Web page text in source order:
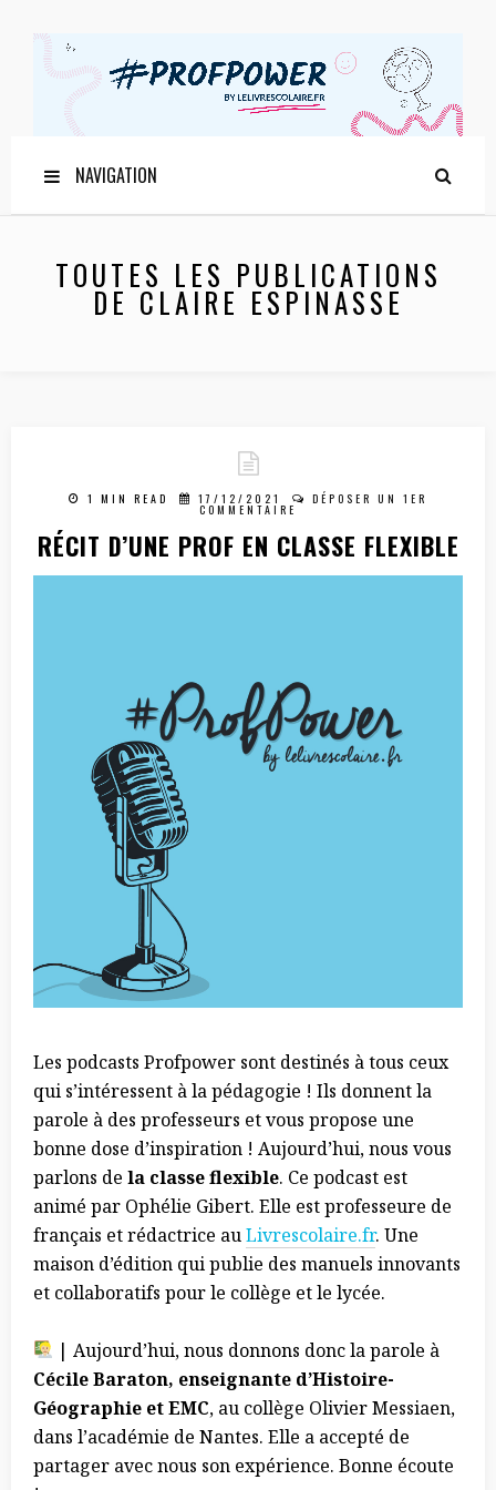
NAVIGATION
TOUTES LES PUBLICATIONS
DE CLAIRE ESPINASSE
1 MIN READ 17/12/2021 DÉPOSER UN 1ER
COMMENTAIRE
RÉCIT D’UNE PROF EN CLASSE FLEXIBLE
Les podcasts Profpower sont destinés à tous ceux
qui s’intéressent à la pédagogie ! Ils donnent la
parole à des professeurs et vous propose une
bonne dose d’inspiration ! Aujourd’hui, nous vous
parlons de la classe flexible. Ce podcast est
animé par Ophélie Gibert. Elle est professeure de
français et rédactrice auLivrescolaire.fr. Une
maison d’édition qui publie des manuels innovants
et collaboratifs pour le collège et le lycée.
| Aujourd’hui, nous donnons donc la parole à
Cécile Baraton, enseignante d’Histoire-
Géographie et EMC, au collège Olivier Messiaen,
dans l’académie de Nantes. Elle a accepté de
partager avec nous son expérience. Bonne écoute